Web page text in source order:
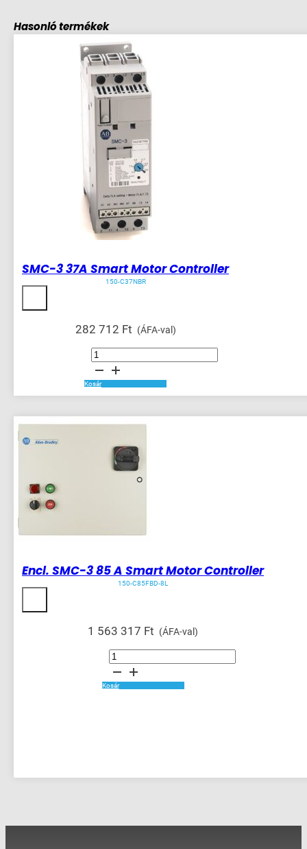
Hasonló termékek
SMC-3 37A Smart Motor Controller
150-C37NBR
282 712 Ft (ÁFA-val)
SMC-
Smart
Motor
Controller
mennyiség
Kosár
Encl. SMC-3 85 A Smart Motor Controller
150-C85FBD-8L
1 563 317 Ft (ÁFA-val)
Encl.
SMC-
85
A
Smart
Kosár